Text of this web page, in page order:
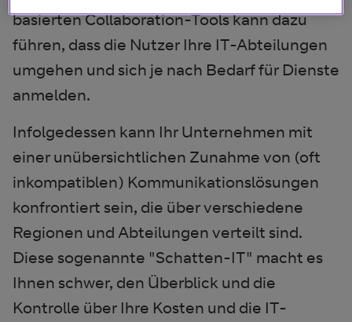
basierten Collaboration-Tools kann dazu
führen, dass die Nutzer Ihre IT-Abteilungen
umgehen und sich je nach Bedarf für Dienste
anmelden.
Infolgedessen kann Ihr Unternehmen mit
einer unübersichtlichen Zunahme von (oft
inkompatiblen) Kommunikationslösungen
konfrontiert sein, die über verschiedene
Regionen und Abteilungen verteilt sind.
Diese sogenannte "Schatten-IT" macht es
Ihnen schwer, den Überblick und die
Kontrolle über Ihre Kosten und die IT-